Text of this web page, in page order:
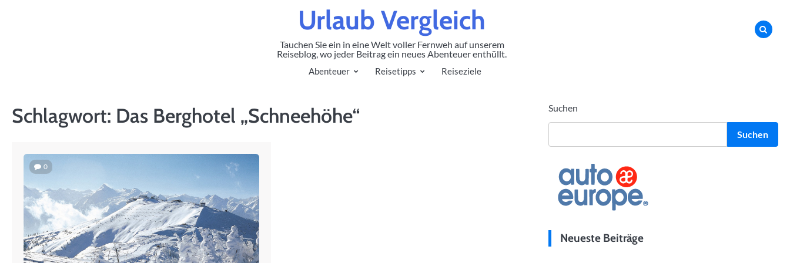
Urlaub Vergleich
Tauchen Sie ein in eine Welt voller Fernweh auf unserem
Reiseblog, wo jeder Beitrag ein neues Abenteuer enthüllt.
Abenteuer Reisetipps Reiseziele
Schlagwort: Das Berghotel „Schneehöhe“
0
Suchen
Suchen
Neueste Beiträge